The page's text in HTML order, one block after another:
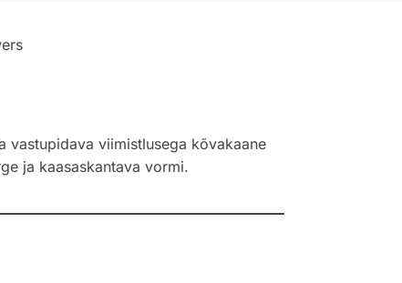
vastupidava viimistlusega kõvakaane
ja kaasaskantava vormi.